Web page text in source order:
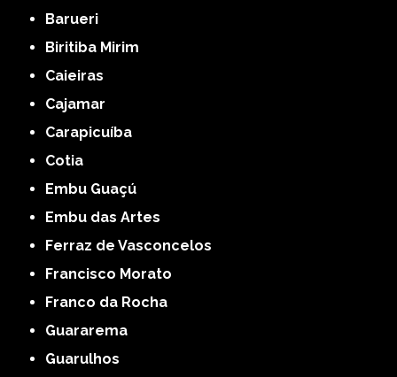
Barueri
Biritiba Mirim
Caieiras
Cajamar
Carapicuíba
Cotia
Embu Guaçú
Embu das Artes
Ferraz de Vasconcelos
Francisco Morato
Franco da Rocha
Guararema
Guarulhos